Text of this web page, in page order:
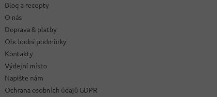
Blog a recepty
O nás
Doprava & platby
Obchodní podmínky
Kontakty
Výdejní místo
Napište nám
Ochrana osobních údajů GDPR